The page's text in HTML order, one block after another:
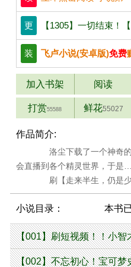
更 【1305】一切结束！
装 飞卢小说(安卓版)免费
加入书架 阅读
打赏55588 鲜花55027
作品简介:
洛尘下载了一个神奇的
会直播到各个精灵世界，于是
刷【走来半生，仍是少
小说目录： 本书
【001】刷短视频！！小智
【002】不忘初心！宝可梦